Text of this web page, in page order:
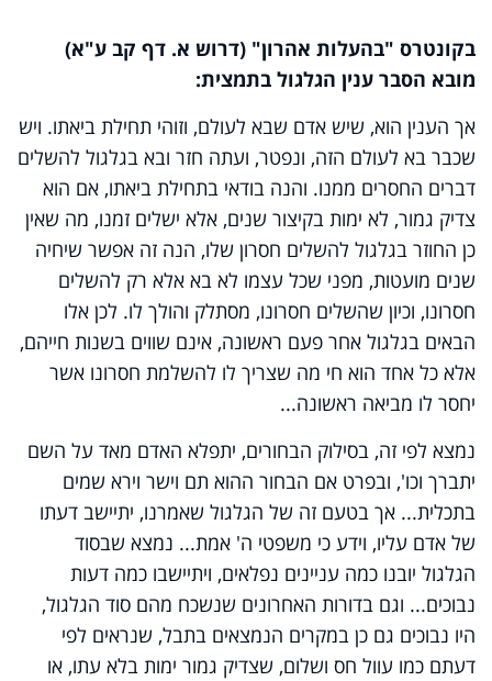
בקונטרס "בהעלות אהרון" (דרוש א. דף קב ע"א)
מובא הסבר ענין הגלגול בתמצית:
אך הענין הוא, שיש אדם שבא לעולם, וזוהי תחילת ביאתו. ויש
שכבר בא לעולם הזה, ונפטר, ועתה חזר ובא בגלגול להשלים
דברים החסרים ממנו. והנה בודאי בתחילת ביאתו, אם הוא
צדיק גמור, לא ימות בקיצור שנים, אלא ישלים זמנו, מה שאין
כן החוזר בגלגול להשלים חסרון שלו, הנה זה אפשר שיחיה
שנים מועטות, מפני שכל עצמו לא בא אלא רק להשלים
חסרונו, וכיון שהשלים חסרונו, מסתלק והולך לו. לכן אלו
הבאים בגלגול אחר פעם ראשונה, אינם שווים בשנות חייהם,
אלא כל אחד הוא חי מה שצריך לו להשלמת חסרונו אשר
יחסר לו מביאה ראשונה...
נמצא לפי זה, בסילוק הבחורים, יתפלא האדם מאד על השם
יתברך וכו', ובפרט אם הבחור ההוא תם וישר וירא שמים
בתכלית... אך בטעם זה של הגלגול שאמרנו, יתיישב דעתו
של אדם עליו, וידע כי משפטי ה' אמת... נמצא שבסוד
הגלגול יובנו כמה עניינים נפלאים, ויתיישבו כמה דעות
נבוכים... וגם בדורות האחרונים שנשכח מהם סוד הגלגול,
היו נבוכים גם כן במקרים הנמצאים בתבל, שנראים לפי
דעתם כמו עוול חס ושלום, שצדיק גמור ימות בלא עתו, או